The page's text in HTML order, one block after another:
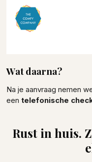
Wat daarna?
Na je aanvraag nemen
een telefonische
Rust in huis.